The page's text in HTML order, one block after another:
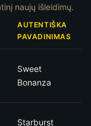
naujų išleidimų.
AUTENTIŠKA
PAVADINIMAS
Sweet
Bonanza
Starburst